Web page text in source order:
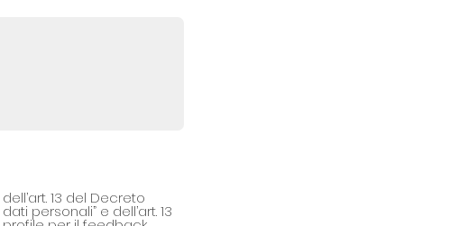
13 del Decreto
personali” e dell’art. 13